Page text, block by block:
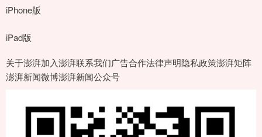
iPhone版
iPad版
关于澎湃加入澎湃联系我们广告合作法律声明隐私政策澎湃矩阵
澎湃新闻微博澎湃新闻公众号